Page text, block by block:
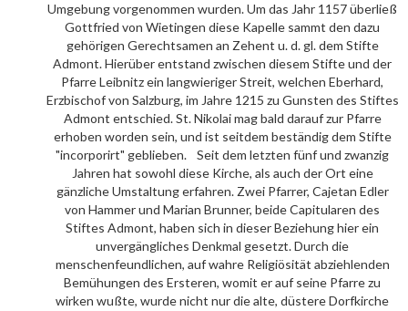
Umgebung vorgenommen wurden. Um das Jahr 1157 überließ
Gottfried von Wietingen diese Kapelle sammt den dazu
gehörigen Gerechtsamen an Zehent u. d. gl. dem Stifte
Admont. Hierüber entstand zwischen diesem Stifte und der
Pfarre Leibnitz ein langwieriger Streit, welchen Eberhard,
Erzbischof von Salzburg, im Jahre 1215 zu Gunsten des Stiftes
Admont entschied. St. Nikolai mag bald darauf zur Pfarre
erhoben worden sein, und ist seitdem beständig dem Stifte
"incorporirt" geblieben. Seit dem letzten fünf und zwanzig
Jahren hat sowohl diese Kirche, als auch der Ort eine
gänzliche Umstaltung erfahren. Zwei Pfarrer, Cajetan Edler
von Hammer und Marian Brunner, beide Capitularen des
Stiftes Admont, haben sich in dieser Beziehung hier ein
unvergängliches Denkmal gesetzt. Durch die
menschenfeundlichen, auf wahre Religiösität abziehlenden
Bemühungen des Ersteren, womit er auf seine Pfarre zu
wirken wußte, wurde nicht nur die alte, düstere Dorfkirche